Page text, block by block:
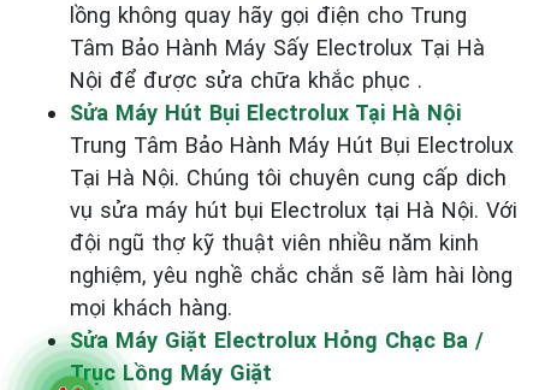
lồng không quay hãy gọi điện cho Trung
Tâm Bảo Hành Máy Sấy Electrolux Tại Hà
Nội để được sửa chữa khắc phục .
Sửa Máy Hút Bụi Electrolux Tại Hà Nội
Trung Tâm Bảo Hành Máy Hút Bụi Electrolux
Tại Hà Nội. Chúng tôi chuyên cung cấp dich
vụ sửa máy hút bụi Electrolux tại Hà Nội. Với
đội ngũ thợ kỹ thuật viên nhiều năm kinh
nghiệm, yêu nghề chắc chắn sẽ làm hài lòng
mọi khách hàng.
Sửa Máy Giặt Electrolux Hỏng Chạc Ba /
Trục Lồng Máy Giặt